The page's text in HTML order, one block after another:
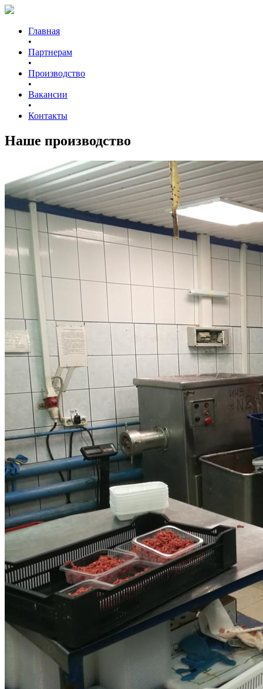
Главная
•
Партнерам
•
Производство
•
Вакансии
•
Контакты
Наше производство